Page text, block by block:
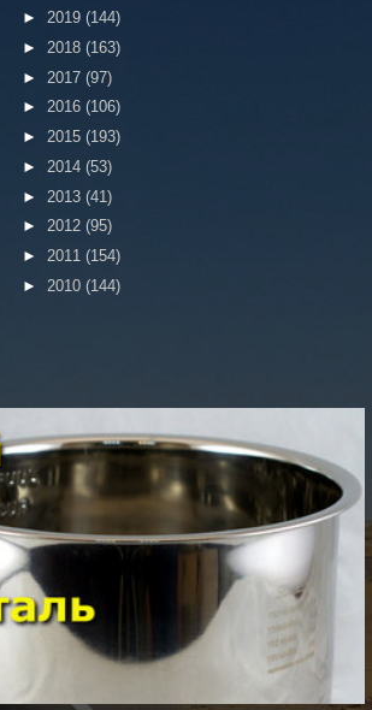
► 2019 (144)
► 2018 (163)
► 2017 (97)
► 2016 (106)
► 2015 (193)
► 2014 (53)
► 2013 (41)
► 2012 (95)
► 2011 (154)
► 2010 (144)